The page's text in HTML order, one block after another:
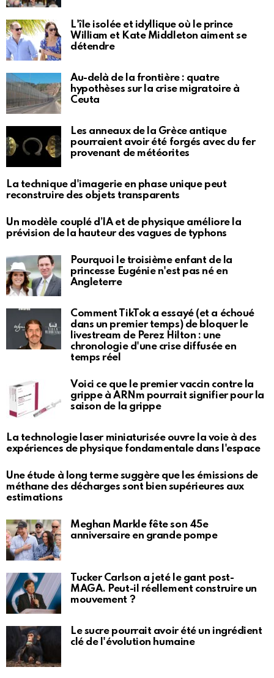
L'île isolée et idyllique où le prince
William et Kate Middleton aiment se
détendre
Au-delà de la frontière : quatre
hypothèses sur la crise migratoire à
Ceuta
Les anneaux de la Grèce antique
pourraient avoir été forgés avec du fer
provenant de météorites
La technique d'imagerie en phase unique peut
reconstruire des objets transparents
Un modèle couplé d’IA et de physique améliore la
prévision de la hauteur des vagues de typhons
Pourquoi le troisième enfant de la
princesse Eugénie n'est pas né en
Angleterre
Comment TikTok a essayé (et a échoué
dans un premier temps) de bloquer le
livestream de Perez Hilton : une
chronologie d'une crise diffusée en
temps réel
Voici ce que le premier vaccin contre la
grippe à ARNm pourrait signifier pour la
saison de la grippe
La technologie laser miniaturisée ouvre la voie à des
expériences de physique fondamentale dans l'espace
Une étude à long terme suggère que les émissions de
méthane des décharges sont bien supérieures aux
estimations
Meghan Markle fête son 45e
anniversaire en grande pompe
Tucker Carlson a jeté le gant post-
MAGA. Peut-il réellement construire un
mouvement ?
Le sucre pourrait avoir été un ingrédient
clé de l'évolution humaine